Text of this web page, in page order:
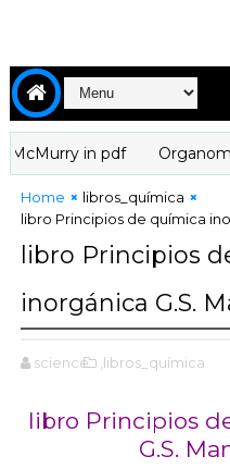
in pdf
Home
libros_química
libro Principios de química
libro Principios
inorgánica G.S.
science ,libros_química
libro Principios
G.S.